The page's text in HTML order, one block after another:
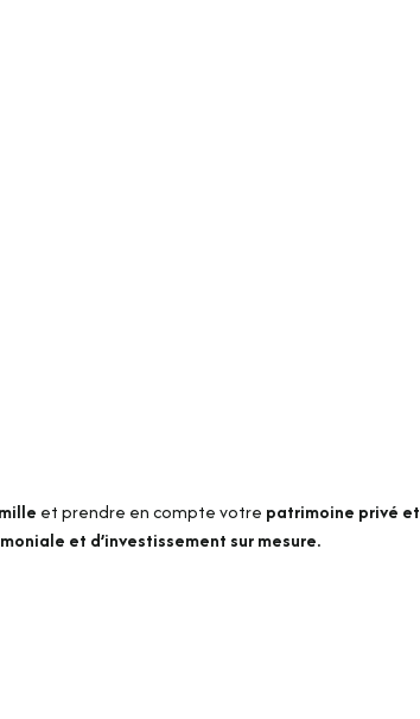
et prendre en compte votre patrimoine privé et
et d’investissement sur mesure.